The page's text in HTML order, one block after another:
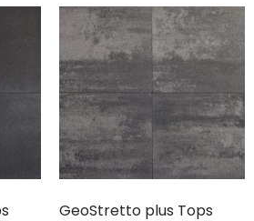
GeoStretto plus Tops